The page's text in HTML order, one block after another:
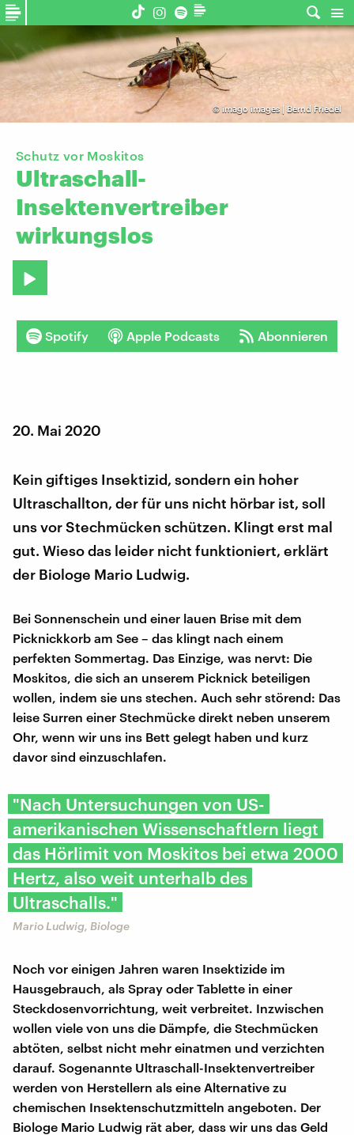
© imago images | Bernd Friedel
Schutz vor Moskitos
Ultraschall-
Insektenvertreiber
wirkungslos
Spotify Apple Podcasts Abonnieren
20. Mai 2020
Kein giftiges Insektizid, sondern ein hoher
Ultraschallton, der für uns nicht hörbar ist, soll
uns vor Stechmücken schützen. Klingt erst mal
gut. Wieso das leider nicht funktioniert, erklärt
der Biologe Mario Ludwig.
Bei Sonnenschein und einer lauen Brise mit dem
Picknickkorb am See – das klingt nach einem
perfekten Sommertag. Das Einzige, was nervt: Die
Moskitos, die sich an unserem Picknick beteiligen
wollen, indem sie uns stechen. Auch sehr störend: Das
leise Surren einer Stechmücke direkt neben unserem
Ohr, wenn wir uns ins Bett gelegt haben und kurz
davor sind einzuschlafen.
"Nach Untersuchungen von US-
amerikanischen Wissenschaftlern liegt
das Hörlimit von Moskitos bei etwa 2000
Hertz, also weit unterhalb des
Ultraschalls."
Mario Ludwig, Biologe
Noch vor einigen Jahren waren Insektizide im
Hausgebrauch, als Spray oder Tablette in einer
Steckdosenvorrichtung, weit verbreitet. Inzwischen
wollen viele von uns die Dämpfe, die Stechmücken
abtöten, selbst nicht mehr einatmen und verzichten
darauf. Sogenannte Ultraschall-Insektenvertreiber
werden von Herstellern als eine Alternative zu
chemischen Insektenschutzmitteln angeboten. Der
Biologe Mario Ludwig rät aber, dass wir uns das Geld